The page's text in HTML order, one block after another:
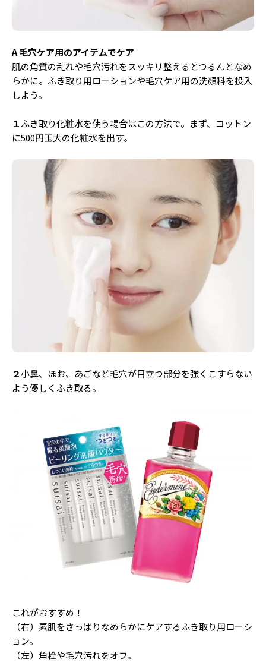
A 毛穴ケア用のアイテムでケア
肌の角質の乱れや毛穴汚れをスッキリ整えるとつるんとなめ
らかに。ふき取り用ローションや毛穴ケア用の洗顔料を投入
しよう。
１ふき取り化粧水を使う場合はこの方法で。まず、コットン
に500円玉大の化粧水を出す。
２小鼻、ほお、あごなど毛穴が目立つ部分を強くこすらない
よう優しくふき取る。
これがおすすめ！
（右）素肌をさっぱりなめらかにケアするふき取り用ローシ
ョン。
（左）角栓や毛穴汚れをオフ。